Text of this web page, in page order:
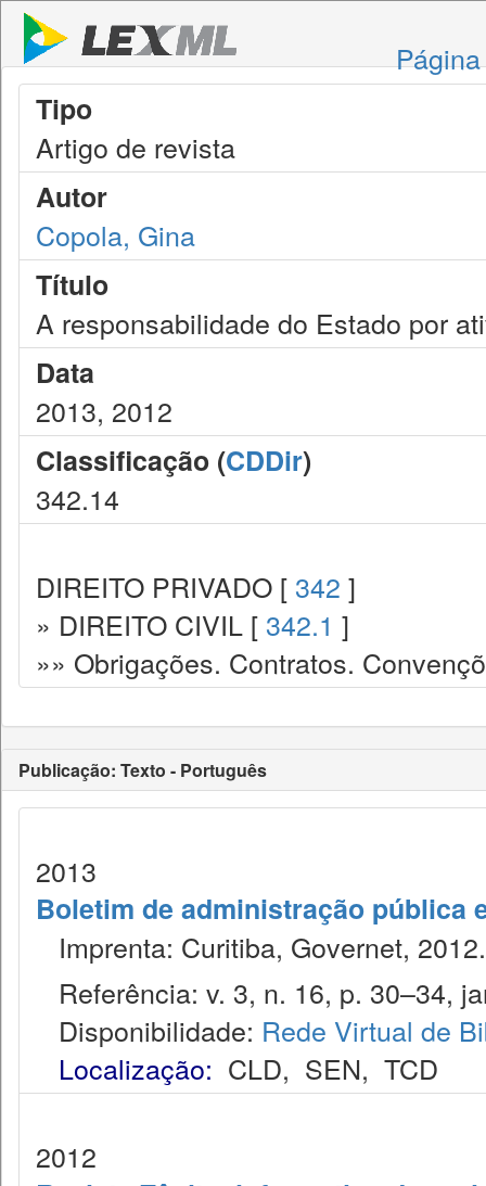
Tipo
Artigo de revista
Autor
Copola, Gina
Título
A responsabilidade do Estado por
Data
2013, 2012
Classificação (CDDir)
342.14
DIREITO PRIVADO [ 342 ]
» DIREITO CIVIL [ 342.1 ]
»» Obrigações. Contratos.
Publicação: Texto - Português
2013
Boletim de administração pública
Imprenta: Curitiba, Governet, 2012.
Referência: v. 3, n. 16, p. 30–34,
Disponibilidade: Rede Virtual de
Localização: CLD, SEN, TCD
2012